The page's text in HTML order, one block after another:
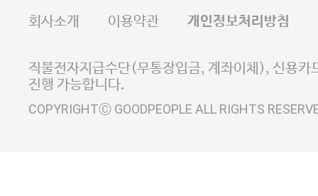
E-MAIL goodpeople@gpin.co.kr
사업자정보확인
이니시스 에스크로 서비
회사소개 이용약관 개인정보처리방침
직불전자지급수단(무통장입금, 계좌이체), 신용카
진행 가능합니다.
COPYRIGHTⒸ GOODPEOPLE ALL RIGHTS